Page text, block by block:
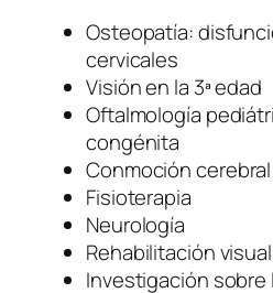
Osteopatía:
cervicales
Visión en la 3ª edad
Oftalmología
congénita
Conmoción cerebral
Fisioterapia
Neurología
Rehabilitación visual
Investigación